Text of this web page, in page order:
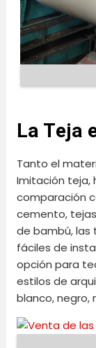
La Teja
Tanto el
Imitación teja,
comparación
cemento,
de bambú, las
fáciles de
opción para
estilos de
blanco, negro,